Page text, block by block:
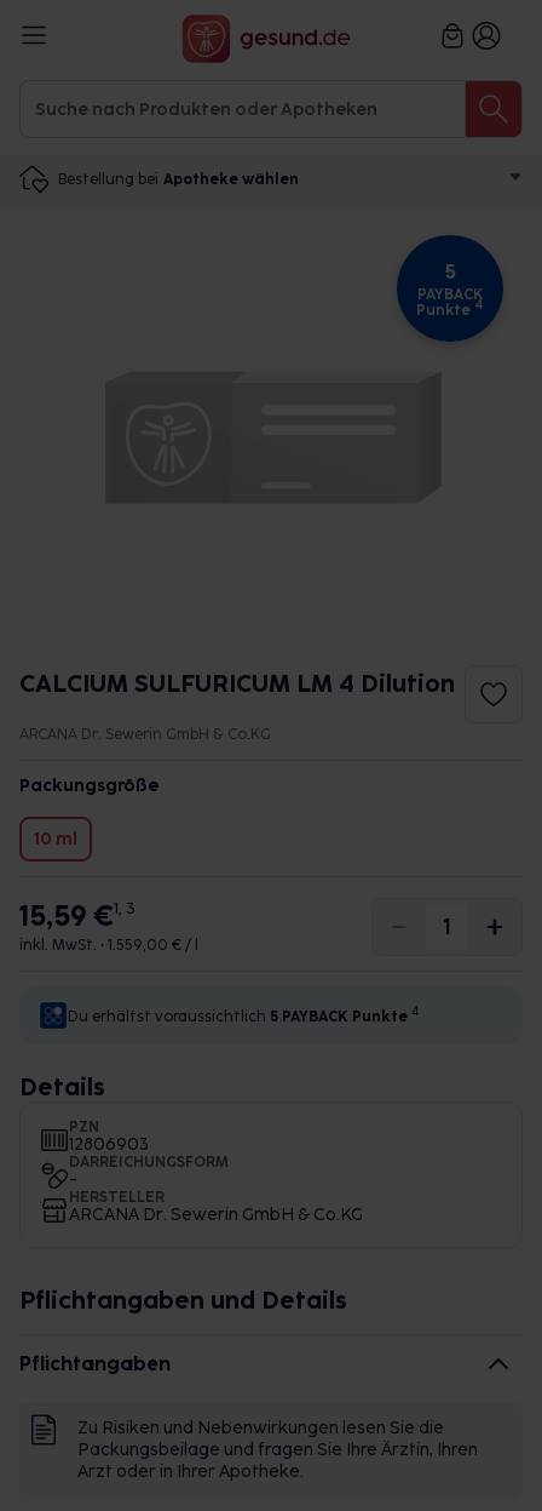
Bestellung bei Apotheke wählen
5
PAYBACK
Punkte 4
CALCIUM SULFURICUM LM 4 Dilution
ARCANA Dr. Sewerin GmbH & Co.KG
Packungsgröße
10 ml
15,59 €1, 3
inkl. MwSt. • 1.559,00 € / l
Du erhältst voraussichtlich 5 PAYBACK Punkte 4
Details
PZN
12806903
DARREICHUNGSFORM
-
HERSTELLER
ARCANA Dr. Sewerin GmbH & Co.KG
Pflichtangaben und Details
Pflichtangaben
Zu Risiken und Nebenwirkungen lesen Sie die
Packungsbeilage und fragen Sie Ihre Ärztin, Ihren
Arzt oder in Ihrer Apotheke.